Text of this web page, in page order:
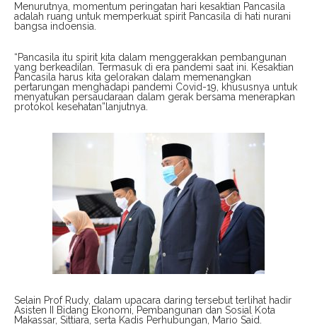
Menurutnya, momentum peringatan hari kesaktian Pancasila
adalah ruang untuk memperkuat spirit Pancasila di hati nurani
bangsa indoensia.
“Pancasila itu spirit kita dalam menggerakkan pembangunan
yang berkeadilan. Termasuk di era pandemi saat ini. Kesaktian
Pancasila harus kita gelorakan dalam memenangkan
pertarungan menghadapi pandemi Covid-19, khususnya untuk
menyatukan persaudaraan dalam gerak bersama menerapkan
protokol kesehatan”lanjutnya.
Selain Prof Rudy, dalam upacara daring tersebut terlihat hadir
Asisten II Bidang Ekonomi, Pembangunan dan Sosial Kota
Makassar, Sittiara, serta Kadis Perhubungan, Mario Said.